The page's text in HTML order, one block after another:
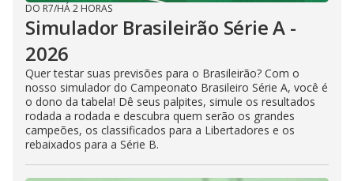
DO R7/HÁ 2 HORAS
Simulador Brasileirão Série A -
2026
Quer testar suas previsões para o Brasileirão? Com o
nosso simulador do Campeonato Brasileiro Série A, você é
o dono da tabela! Dê seus palpites, simule os resultados
rodada a rodada e descubra quem serão os grandes
campeões, os classificados para a Libertadores e os
rebaixados para a Série B.